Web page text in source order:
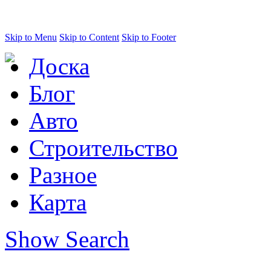
Skip to Menu Skip to Content Skip to Footer
Доска
Блог
Авто
Строительство
Разное
Карта
Show Search